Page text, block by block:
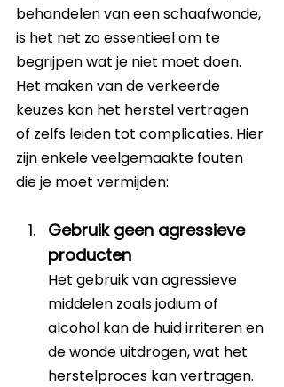
behandelen van een schaafwonde,
is het net zo essentieel om te
begrijpen wat je niet moet doen.
Het maken van de verkeerde
keuzes kan het herstel vertragen
of zelfs leiden tot complicaties. Hier
zijn enkele veelgemaakte fouten
die je moet vermijden:
Gebruik geen agressieve
producten
Het gebruik van agressieve
middelen zoals jodium of
alcohol kan de huid irriteren en
de wonde uitdrogen, wat het
herstelproces kan vertragen.